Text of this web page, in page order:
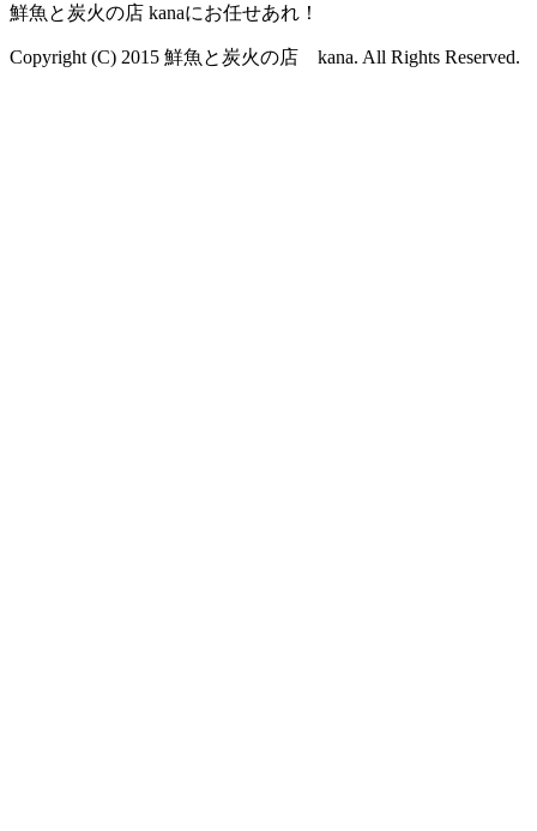
鮮魚と炭火の店 kanaにお任せあれ！
Copyright (C) 2015 鮮魚と炭火の店 kana. All Rights Reserved.